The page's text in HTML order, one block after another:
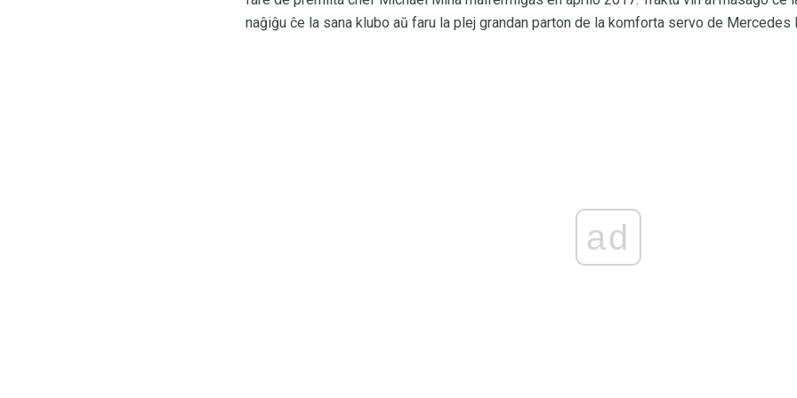
naĝiĝu ĉe la sana klubo aŭ faru la plej grandan parton de la komforta servo de Mercedes
ad